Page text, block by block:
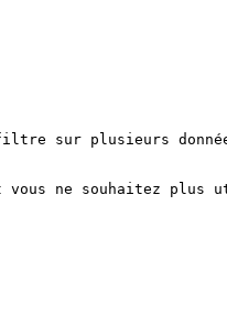
sur plusieurs
ne souhaitez plus